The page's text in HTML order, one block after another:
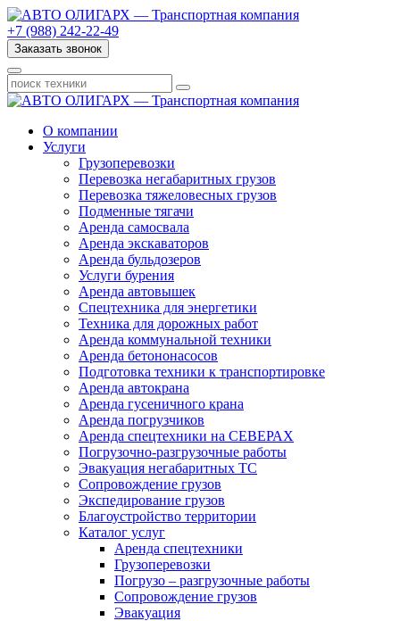
+7 (988) 242-22-49
Заказать звонок
О компании
Услуги
Грузоперевозки
Перевозка негабаритных грузов
Перевозка тяжеловесных грузов
Подменные тягачи
Аренда самосвала
Аренда экскаваторов
Аренда бульдозеров
Услуги бурения
Аренда автовышек
Спецтехника для энергетики
Техника для дорожных работ
Аренда коммунальной техники
Аренда бетононасосов
Подготовка техники к транспортировке
Аренда автокрана
Аренда гусеничного крана
Аренда погрузчиков
Аренда спецтехники на СЕВЕРАХ
Погрузочно-разгрузочные работы
Эвакуация негабаритных ТС
Сопровождение грузов
Экспедирование грузов
Благоустройство территории
Каталог услуг
Аренда спецтехники
Грузоперевозки
Погрузо – разгрузочные работы
Сопровождение грузов
Эвакуация